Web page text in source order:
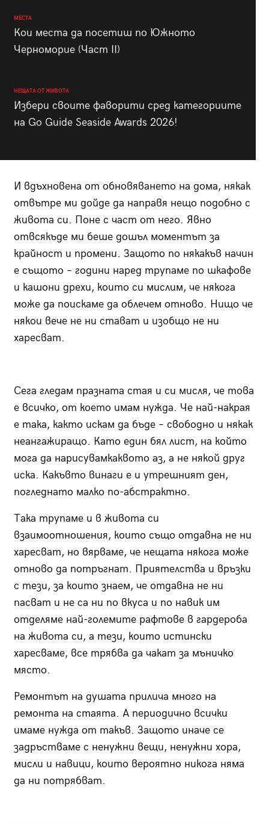
МЕСТА
Кои места да посетиш по Южното
Черноморие (Част II)
НЕЩАТА ОТ ЖИВОТА
Избери своите фаворити сред категориите
на Go Guide Seaside Awards 2026!
И вдъхновена от обновяването на дома, някак
отвътре ми дойде да направя нещо подобно с
живота си. Поне с част от него. Явно
отвсякъде ми беше дошъл моментът за
крайност и промени. Защото по някакъв начин
е същото – години наред трупаме по шкафове
и кашони дрехи, които си мислим, че някога
може да поискаме да облечем отново. Нищо че
някои вече не ни стават и изобщо не ни
харесват.
Сега гледам празната стая и си мисля, че това
е всичко, от което имам нужда. Че най-накрая
е така, както искам да бъде – свободно и някак
неангажиращо. Като един бял лист, на който
мога да нарисувамкаквото аз, а не някой друг
иска. Какъвто винаги е и утрешният ден,
погледнато малко по-абстрактно.
Така трупаме и в живота си
взаимоотношения, които също отдавна не ни
харесват, но вярваме, че нещата някога може
отново да потръгнат. Приятелства и връзки
с тези, за които знаем, че отдавна не ни
пасват и не са ни по вкуса и по навик им
отделяме най-големите рафтове в гардероба
на живота си, а тези, които истински
харесваме, все трябва да чакат за мъничко
място.
Ремонтът на душата прилича много на
ремонта на стаята. А периодично всички
имаме нужда от такъв. Защото иначе се
задръстваме с ненужни вещи, ненужни хора,
мисли и навици, които вероятно никога няма
да ни потрябват.